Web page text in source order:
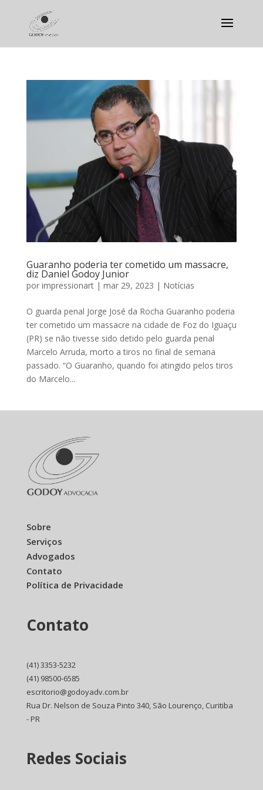
Guaranho poderia ter cometido um massacre,
diz Daniel Godoy Junior
por impressionart| mar 29, 2023 | Notícias
O guarda penal Jorge José da Rocha Guaranho poderia
ter cometido um massacre na cidade de Foz do Iguaçu
(PR) se não tivesse sido detido pelo guarda penal
Marcelo Arruda, morto a tiros no final de semana
passado. “O Guaranho, quando foi atingido pelos tiros
do Marcelo...
Sobre
Serviços
Advogados
Contato
Política de Privacidade
Contato
(41) 3353-5232
(41) 98500-6585
escritorio@godoyadv.com.br
Rua Dr. Nelson de Souza Pinto 340, São Lourenço, Curitiba
- PR
Redes Sociais